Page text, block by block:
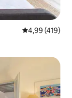
Vidutinis
4,99 (419)